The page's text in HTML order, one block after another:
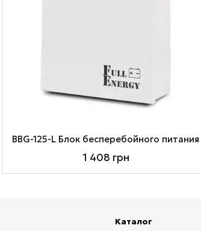
BBG-125-L Блок бесперебойного питания
1 408 грн
Каталог